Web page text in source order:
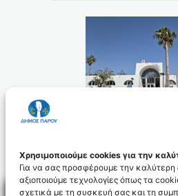
Χρησιμοποιούμε cookies για την
Για να σας προσφέρουμε την καλύτερη
αξιοποιούμε τεχνολογίες όπως τα
σχετικά με τη συσκευή σας και τη
Λήψη